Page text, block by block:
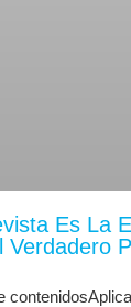
Es La
Verdadero